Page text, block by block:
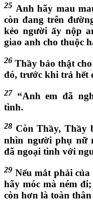
25 Anh hãy mau
còn đang trên
kẻo người ấy nộp
giao anh cho thuộc
26 Thầy bảo thật
đó, trước khi trả hết
27
“Anh em đã
tình.
28 Còn Thầy, Thầy
nhìn người phụ nữ
đã ngoại tình với
29 Nếu mắt phải
hãy móc mà ném
còn hơn là toàn